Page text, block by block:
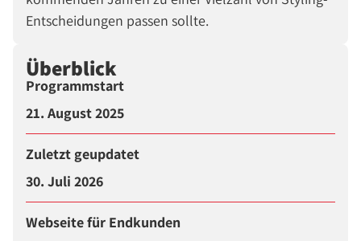
Entscheidungen passen sollte.
Überblick
Programmstart
21. August 2025
Zuletzt geupdatet
30. Juli 2026
Webseite für Endkunden